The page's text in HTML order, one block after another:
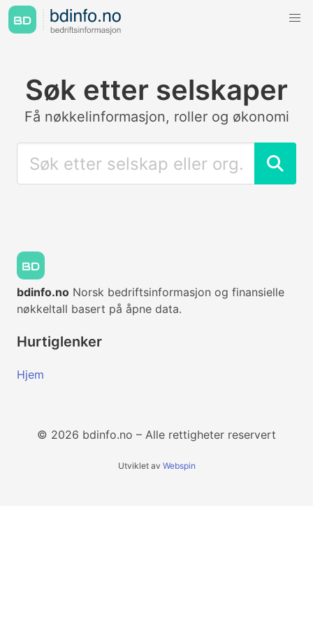
Søk etter selskaper
Få nøkkelinformasjon, roller og økonomi
bdinfo.no Norsk bedriftsinformasjon og finansielle
nøkkeltall basert på åpne data.
Hurtiglenker
Hjem
© 2026 bdinfo.no – Alle rettigheter reservert
Utviklet av Webspin